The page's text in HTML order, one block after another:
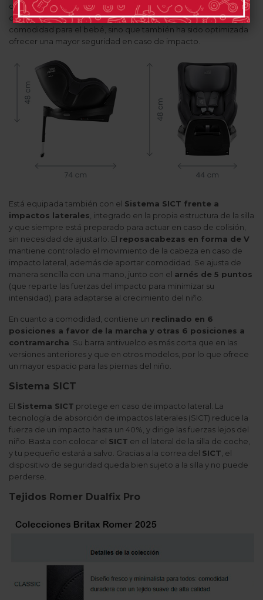
cm de estatura. Está relleno de espuma viscoelástica en la zona
central de la cabeza, que no solo proporciona una mayor
comodidad para el bebé, sino que también ha sido optimizada
ofrecer una mayor seguridad en caso de impacto.
Está equipada también con el Sistema SICT frente a
impactos laterales, integrado en la propia estructura de la silla
y que siempre está preparado para actuar en caso de colisión,
sin necesidad de ajustarlo. El reposacabezas en forma de V
mantiene controlado el movimiento de la cabeza en caso de
impacto lateral, además de aportar comodidad. Se ajusta de
manera sencilla con una mano, junto con el arnés de 5 puntos
(que reparte las fuerzas del impacto para minimizar su
intensidad), para adaptarse al crecimiento del niño.
En cuanto a comodidad, contiene un reclinado en 6
posiciones a favor de la marcha y otras 6 posiciones a
contramarcha. Su barra antivuelco es más corta que en las
versiones anteriores y que en otros modelos, por lo que ofrece
un mayor espacio para las piernas del niño.
Sistema SICT
El Sistema SICT protege en caso de impacto lateral. La
tecnología de absorción de impactos laterales (SICT) reduce la
fuerza de un impacto hasta un 40%, y dirige las fuerzas lejos del
niño. Basta con colocar el SICT en el lateral de la silla de coche,
y tu pequeño estará a salvo. Gracias a la correa del SICT, el
dispositivo de seguridad queda bien sujeto a la silla y no puede
perderse.
Tejidos Romer Dualfix Pro